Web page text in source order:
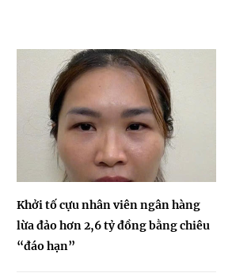
Khởi tố cựu nhân viên ngân hàng
lừa đảo hơn 2,6 tỷ đồng bằng chiêu
“đáo hạn”